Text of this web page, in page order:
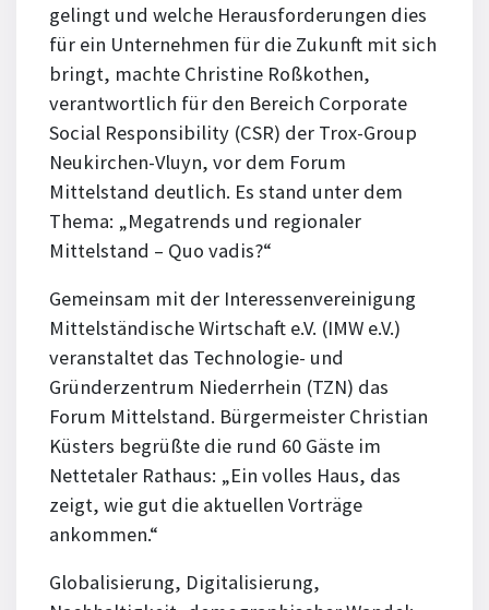
gelingt und welche Herausforderungen dies
für ein Unternehmen für die Zukunft mit sich
bringt, machte Christine Roßkothen,
verantwortlich für den Bereich Corporate
Social Responsibility (CSR) der Trox-Group
Neukirchen-Vluyn, vor dem Forum
Mittelstand deutlich. Es stand unter dem
Thema: „Megatrends und regionaler
Mittelstand – Quo vadis?“
Gemeinsam mit der Interessenvereinigung
Mittelständische Wirtschaft e.V. (IMW e.V.)
veranstaltet das Technologie- und
Gründerzentrum Niederrhein (TZN) das
Forum Mittelstand. Bürgermeister Christian
Küsters begrüßte die rund 60 Gäste im
Nettetaler Rathaus: „Ein volles Haus, das
zeigt, wie gut die aktuellen Vorträge
ankommen.“
Globalisierung, Digitalisierung,